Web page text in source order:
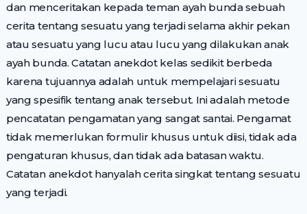
dan menceritakan kepada teman ayah bunda sebuah
cerita tentang sesuatu yang terjadi selama akhir pekan
atau sesuatu yang lucu atau lucu yang dilakukan anak
ayah bunda. Catatan anekdot kelas sedikit berbeda
karena tujuannya adalah untuk mempelajari sesuatu
yang spesifik tentang anak tersebut. Ini adalah metode
pencatatan pengamatan yang sangat santai. Pengamat
tidak memerlukan formulir khusus untuk diisi, tidak ada
pengaturan khusus, dan tidak ada batasan waktu.
Catatan anekdot hanyalah cerita singkat tentang sesuatu
yang terjadi.